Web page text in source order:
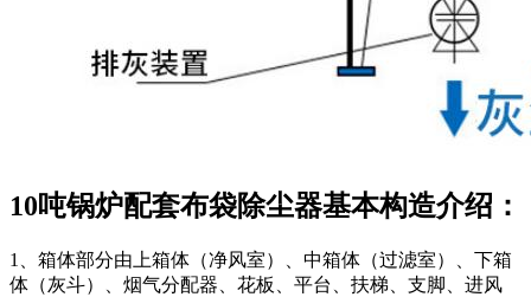
10吨锅炉配套布袋除尘器基本构造介绍：
1、箱体部分由上箱体（净风室）、中箱体（过滤室）、下箱
体（灰斗）、烟气分配器、花板、平台、扶梯、支脚、进风